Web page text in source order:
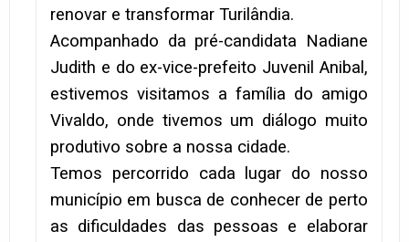
renovar e transformar Turilândia.
Acompanhado da pré-candidata Nadiane
Judith e do ex-vice-prefeito Juvenil Anibal,
estivemos visitamos a família do amigo
Vivaldo, onde tivemos um diálogo muito
produtivo sobre a nossa cidade.
Temos percorrido cada lugar do nosso
município em busca de conhecer de perto
as dificuldades das pessoas e elaborar